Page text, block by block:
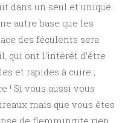
dans un seul et unique
autre base que les
des féculents sera
qui ont l’intérêt d’être
et rapides à cuire ;
! Si vous aussi vous
mais que vous êtes